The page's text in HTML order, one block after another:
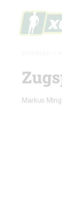
Markus